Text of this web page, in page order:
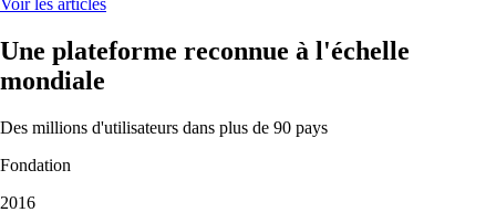
Une plateforme reconnue à l'échelle
mondiale
Des millions d'utilisateurs dans plus de 90 pays
Fondation
2016